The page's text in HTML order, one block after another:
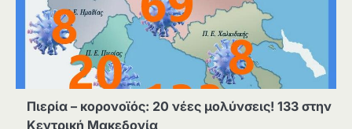
Πιερία – κορονοϊός: 20 νέες μολύνσεις! 133 στην
Κεντρική Μακεδονία